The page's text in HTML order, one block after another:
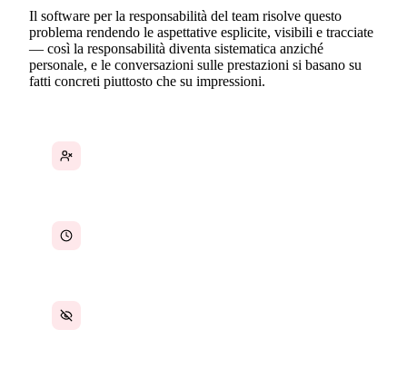
Il software per la responsabilità del team risolve questo
problema rendendo le aspettative esplicite, visibili e tracciate
— così la responsabilità diventa sistematica anziché
personale, e le conversazioni sulle prestazioni si basano su
fatti concreti piuttosto che su impressioni.